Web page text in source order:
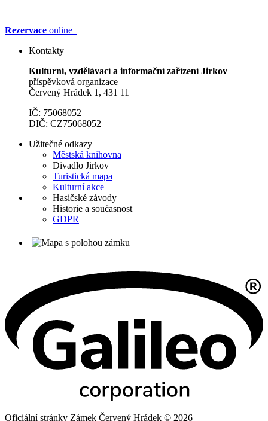
Rezervace online
Kontakty
Kulturní, vzdělávací a informační zařízení Jirkov
příspěvková organizace
Červený Hrádek 1, 431 11
IČ: 75068052
DIČ: CZ75068052
Užitečné odkazy
Městská knihovna
Divadlo Jirkov
Turistická mapa
Kulturní akce
Hasičské závody
Historie a současnost
GDPR
Oficiální stránky Zámek Červený Hrádek © 2026